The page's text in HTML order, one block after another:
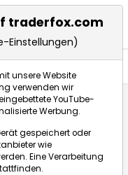
4.0 sorgt für
52-Wochenhoch
traderfox.com
Einstellungen)
unsere Website
verwenden wir
YouTube-
Werbung.
gespeichert oder
wie
Eine Verarbeitung